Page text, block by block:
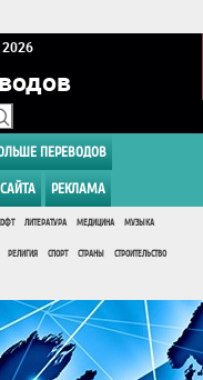
2026
ПЕРЕВОДОВ
РЕКЛАМА
ЛИТЕРАТУРА МЕДИЦИНА МУЗЫКА
РЕЛИГИЯ СПОРТ СТРАНЫ СТРОИТЕЛЬСТВО